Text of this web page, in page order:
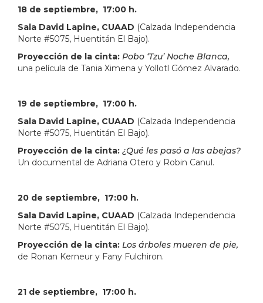
18 de septiembre, 17:00 h.
Sala David Lapine, CUAAD (Calzada Independencia
Norte #5075, Huentitán El Bajo).
Proyección de la cinta: Pobo ‘Tzu’ Noche Blanca,
una película de Tania Ximena y Yollotl Gómez Alvarado.
19 de septiembre, 17:00 h.
Sala David Lapine, CUAAD (Calzada Independencia
Norte #5075, Huentitán El Bajo).
Proyección de la cinta: ¿Qué les pasó a las abejas?
Un documental de Adriana Otero y Robin Canul.
20 de septiembre, 17:00 h.
Sala David Lapine, CUAAD (Calzada Independencia
Norte #5075, Huentitán El Bajo).
Proyección de la cinta: Los árboles mueren de pie,
de Ronan Kerneur y Fany Fulchiron.
21 de septiembre, 17:00 h.